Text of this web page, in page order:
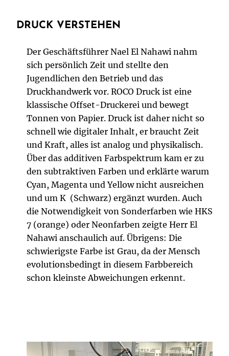
DRUCK VERSTEHEN
Der Geschäftsführer Nael El Nahawi nahm
sich persönlich Zeit und stellte den
Jugendlichen den Betrieb und das
Druckhandwerk vor. ROCO Druck ist eine
klassische Offset-Druckerei und bewegt
Tonnen von Papier. Druck ist daher nicht so
schnell wie digitaler Inhalt, er braucht Zeit
und Kraft, alles ist analog und physikalisch.
Über das additiven Farbspektrum kam er zu
den subtraktiven Farben und erklärte warum
Cyan, Magenta und Yellow nicht ausreichen
und um K (Schwarz) ergänzt wurden. Auch
die Notwendigkeit von Sonderfarben wie HKS
7 (orange) oder Neonfarben zeigte Herr El
Nahawi anschaulich auf. Übrigens: Die
schwierigste Farbe ist Grau, da der Mensch
evolutionsbedingt in diesem Farbbereich
schon kleinste Abweichungen erkennt.